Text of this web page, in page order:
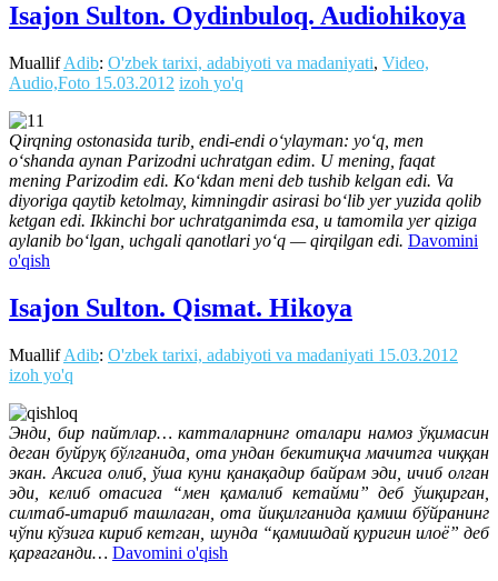
Isajon Sulton. Oydinbuloq. Audiohikoya
MuallifAdib: O'zbek tarixi, adabiyoti va madaniyati, Video,
Audio,Foto 15.03.2012 izoh yo'q
Qirqning ostonasida turib, endi-endi oʻylayman: yoʻq, men
oʻshanda aynan Parizodni uchratgan edim. U mening, faqat
mening Parizodim edi. Koʻkdan meni deb tushib kelgan edi. Va
diyoriga qaytib ketolmay, kimningdir asirasi boʻlib yer yuzida qolib
ketgan edi. Ikkinchi bor uchratganimda esa, u tamomila yer qiziga
aylanib boʻlgan, uchgali qanotlari yoʻq — qirqilgan edi. Davomini
o'qish
Isajon Sulton. Qismat. Hikoya
MuallifAdib: O'zbek tarixi, adabiyoti va madaniyati 15.03.2012
izoh yo'q
Энди, бир пайтлар… катталарнинг оталари намоз ўқимасин
деган буйруқ бўлганида, ота ундан бекитиқча мачитга чиққан
экан. Аксига олиб, ўша куни қанақадир байрам эди, ичиб олган
эди, келиб отасига “мен қамалиб кетайми” деб ўшқирган,
силтаб-итариб ташлаган, ота йиқилганида қамиш бўйранинг
чўпи кўзига кириб кетган, шунда “қамишдай қуригин илоё” деб
қарғаганди… Davomini o'qish